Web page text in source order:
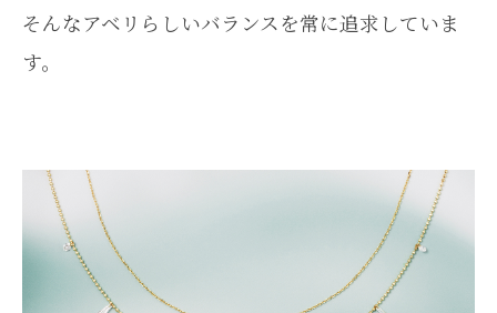
そんなアベリらしいバランスを常に追求していま
す。